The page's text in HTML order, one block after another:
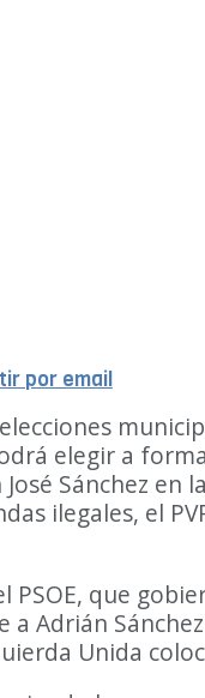
por email
elegir a
Sánchez
ilegales, el
PSOE, que
Adrián
Unida